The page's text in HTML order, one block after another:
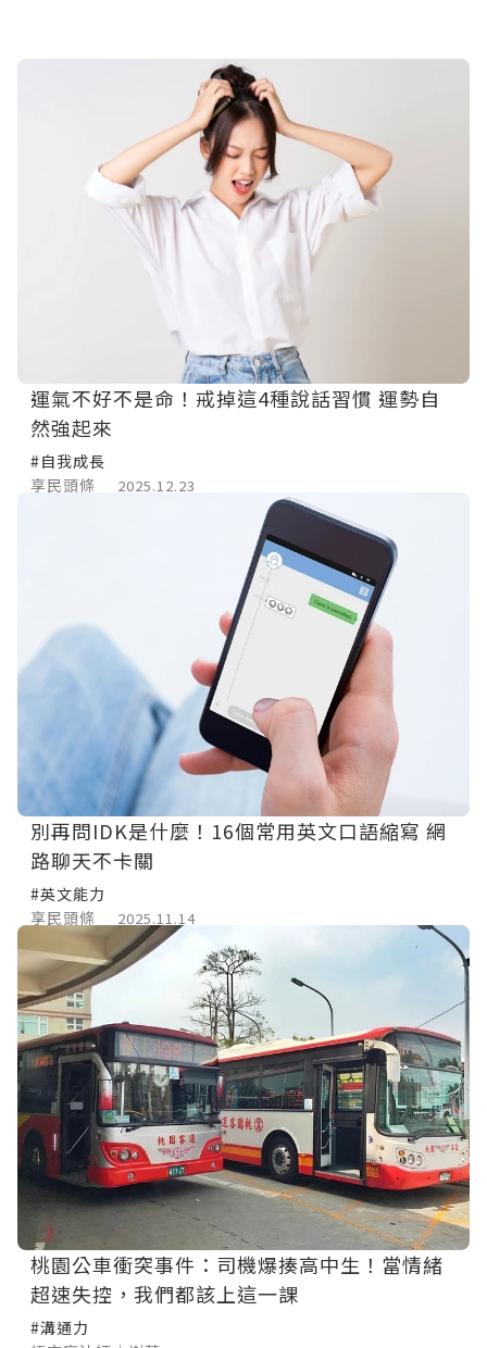
運氣不好不是命！戒掉這4種說話習慣 運勢自
然強起來
#自我成長
享民頭條
2025.12.23
別再問IDK是什麼！16個常用英文口語縮寫 網
路聊天不卡關
#英文能力
享民頭條
2025.11.14
桃園公車衝突事件：司機爆揍高中生！當情緒
超速失控，我們都該上這一課
#溝通力